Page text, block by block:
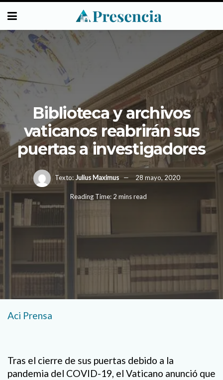
Biblioteca y archivos
vaticanos reabrirán sus
puertas a investigadores
Texto: Julius Maximus 28 mayo, 2020
Reading Time: 2 mins read
Aci Prensa
Tras el cierre de sus puertas debido a la
pandemia del COVID-19, el Vaticano anunció que